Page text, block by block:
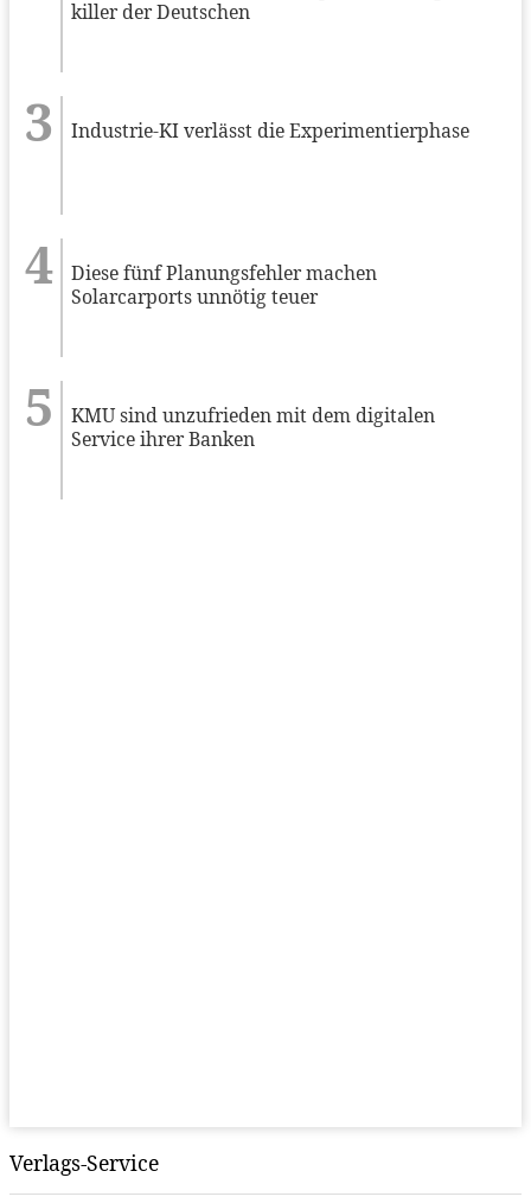
killer der Deutschen
Industrie-KI verlässt die Experimentierphase
Diese fünf Planungsfehler machen
Solarcarports unnötig teuer
KMU sind unzufrieden mit dem digitalen
Service ihrer Banken
Verlags-Service